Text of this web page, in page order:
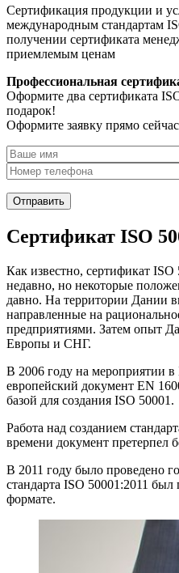
Сертификация продукции и
международным стандартам
получении сертификата
приемлемым ценам
Профессиональная
Оформите два сертификата
подарок!
Оформите заявку прямо сейчас
Сертификат ISO
Как известно, сертификат
недавно, но некоторые
давно. На территории Дании
направленные на
предприятиями. Затем опыт
Европы и СНГ.
В 2006 году на мероприятии
европейский документ EN
базой для создания ISO 50001.
Работа над созданием
времени документ претерпел
В 2011 году было проведено
стандарта ISO 50001:2011
формате.